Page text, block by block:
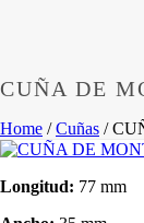
CUÑA DE
Home /Cuñas /
Longitud: 77 mm